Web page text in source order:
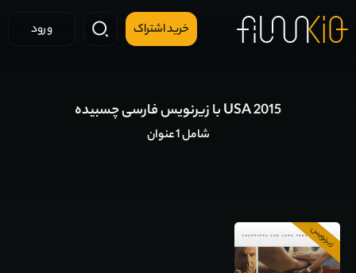
خرید اشتراک ورود
USA 2015 با زیرنویس فارسی چسبیده
شامل 1 عنوان
زیرنویس